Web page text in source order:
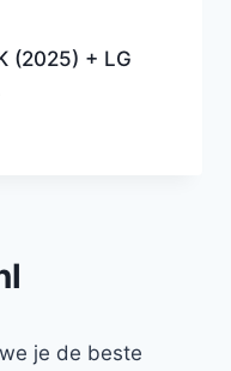
(2025) + LG
je de beste